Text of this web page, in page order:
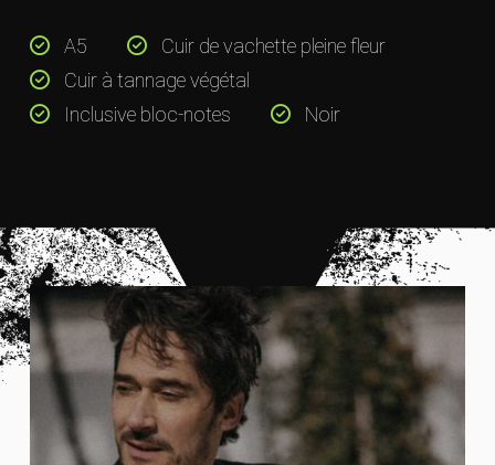
A5
Cuir de vachette pleine fleur
Cuir à tannage végétal
Inclusive bloc-notes
Noir